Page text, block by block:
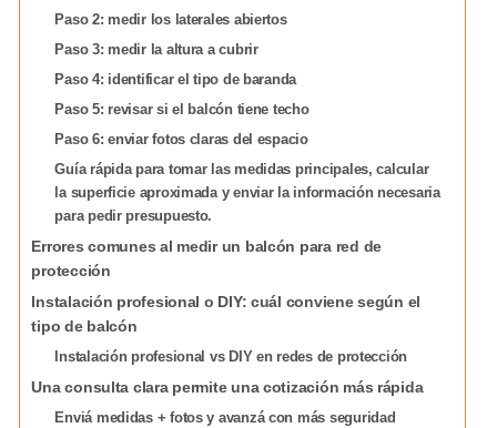
Paso 2: medir los laterales abiertos
Paso 3: medir la altura a cubrir
Paso 4: identificar el tipo de baranda
Paso 5: revisar si el balcón tiene techo
Paso 6: enviar fotos claras del espacio
Guía rápida para tomar las medidas principales, calcular
la superficie aproximada y enviar la información necesaria
para pedir presupuesto.
Errores comunes al medir un balcón para red de
protección
Instalación profesional o DIY: cuál conviene según el
tipo de balcón
Instalación profesional vs DIY en redes de protección
Una consulta clara permite una cotización más rápida
Enviá medidas + fotos y avanzá con más seguridad